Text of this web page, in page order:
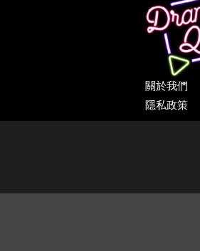
關於我們
隱私政策